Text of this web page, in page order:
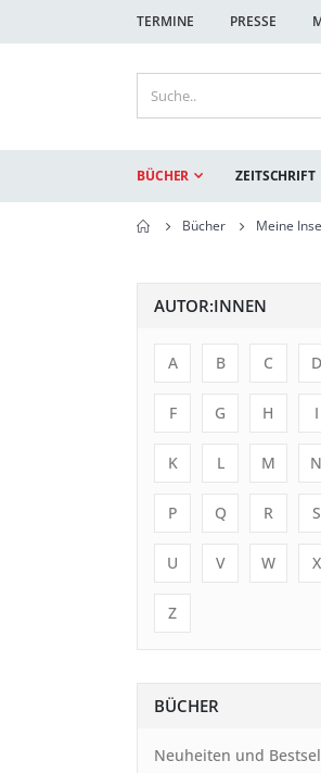
TERMINE PRESSE
BÜCHER ZEITSCHRIFT
Bücher Meine
AUTOR:INNEN
A B C D
F G H I
K L M N
P Q R S
U V W X
Z
BÜCHER
Neuheiten und